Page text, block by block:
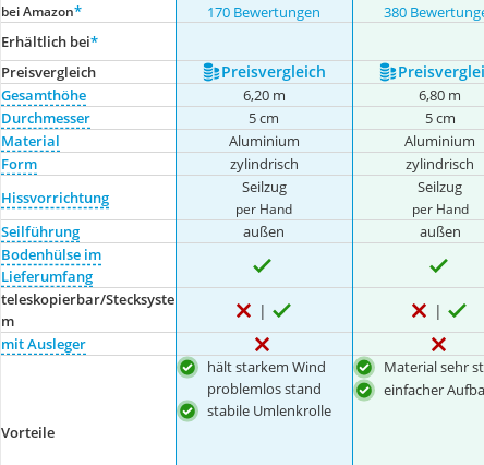
bei Amazon* 170 Bewertungen 380
Erhältlich bei*
Preis­vergleich
Preis­vergleich
Gesamthöhe 6,20 m 6,80 m
Durchmesser
5 cm 5 cm
Material
Aluminium Aluminium
Form
zylindrisch zylindrisch
Hissvorrichtung
Seilzug
per Hand
Seilzug
per Hand
Seilführung außen außen
Bodenhülse im
Lieferumfang
teleskopierbar/Stecksyste
m
mit Ausleger
Vorteile
hält starkem Wind
problemlos stand
stabile Umlenkrolle
Material sehr
einfacher